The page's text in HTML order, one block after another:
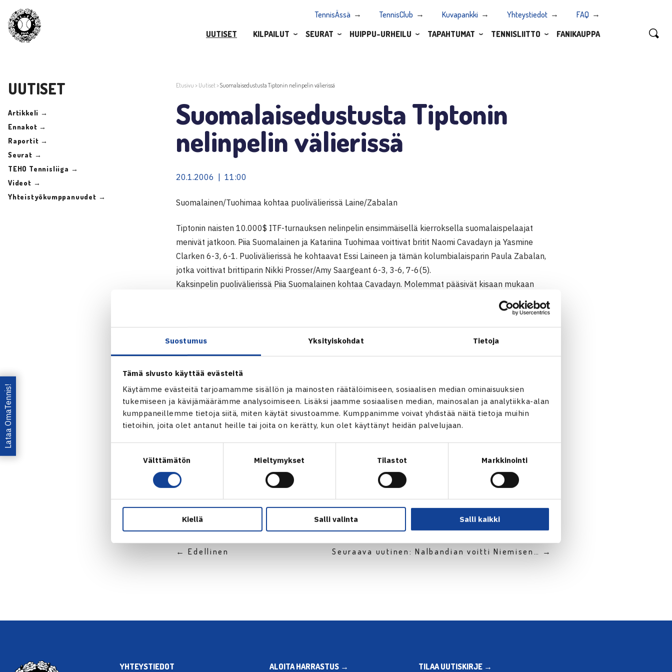
Suostumus Yksityiskohdat Tietoja
Tämä sivusto käyttää evästeitä
Käytämme evästeitä tarjoamamme sisällön ja mainosten räätälöimiseen, sosiaalisen median ominaisuuksien
tukemiseen ja kävijämäärämme analysoimiseen. Lisäksi jaamme sosiaalisen median, mainosalan ja analytiikka-alan
kumppaneillemme tietoja siitä, miten käytät sivustoamme. Kumppanimme voivat yhdistää näitä tietoja muihin
tietoihin, joita olet antanut heille tai joita on kerätty, kun olet käyttänyt heidän palvelujaan.
Välttämätön Mieltymykset Tilastot Markkinointi
Kiellä Salli valinta Salli kaikki
TennisÄssä TennisClub Kuvapankki Yhteystiedot
FAQ
UUTISET
KILPAILUT SEURAT HUIPPU-URHEILU TAPAHTUMAT TENNISLIITTO FANIKAUPPA
UUTISET
Artikkeli →
Ennakot →
Raportit →
Seurat →
TEHO Tennisliiga →
Videot →
Yhteistyökumppanuudet →
Etusivu > Uutiset>Suomalaisedustusta Tiptonin nelinpelin välierissä
Suomalaisedustusta Tiptonin
nelinpelin välierissä
20.1.2006 | 11:00
Suomalainen/Tuohimaa kohtaa puolivälierissä Laine/Zabalan
Tiptonin naisten 10.000$ ITF-turnauksen nelinpelin ensimmäisellä kierroksella suomalaispelaajat
menivät jatkoon. Piia Suomalainen ja Katariina Tuohimaa voittivat britit Naomi Cavadayn ja Yasmine
Clarken 6-3, 6-1. Puolivälierissä he kohtaavat Essi Laineen ja tämän kolumbialaisparin Paula Zabalan,
jotka voittivat brittiparin Nikki Prosser/Amy Saargeant 6-3, 3-6, 7-6(5).
Kaksinpelin puolivälierissä Piia Suomalainen kohtaa Cavadayn. Molemmat pääsivät kisaan mukaan
karsintojen kautta. Cavaday voitti karsintojen ensimmäisellä kierroksella Katariina Tuohimaan, joka niin
(RN)
Naisten 10.000$ ITF-turnaus
Nelinpeli
1.kierrosta: Piia Suomalainen/Katariina Tuohimaa – Naomi Cavaday/Yasmine Clarke Britannia 63 61,
Essi Laine/Paula Zabala Kolumbia () – Nikki Prosser/Amy Sargeant Britannia 63 36 76(5)
Jaa:
← Edellinen Seuraava uutinen: Nalbandian voitti Niemisen… →
Lataa OmaTennis!
YHTEYSTIEDOT ALOITA HARRASTUS → TILAA UUTISKIRJE →